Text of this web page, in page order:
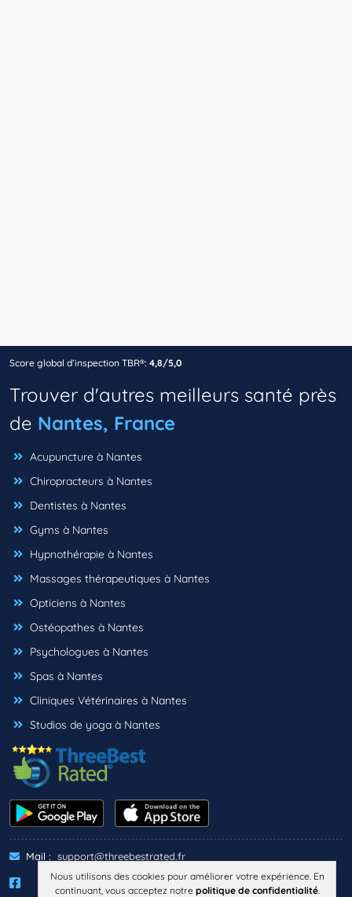
Score global d’inspection TBR®: 4,8/5,0
Trouver d'autres meilleurs santé près
de Nantes, France
Acupuncture à Nantes
Chiropracteurs à Nantes
Dentistes à Nantes
Gyms à Nantes
Hypnothérapie à Nantes
Massages thérapeutiques à Nantes
Opticiens à Nantes
Ostéopathes à Nantes
Psychologues à Nantes
Spas à Nantes
Cliniques Vétérinaires à Nantes
Studios de yoga à Nantes
Mail : support@threebestrated.fr
Nous utilisons des cookies pour améliorer votre expérience. En
continuant, vous acceptez notre politique de confidentialité.